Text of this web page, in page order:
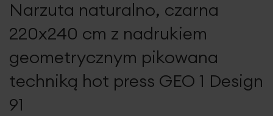
galeriiNarzuta naturalno, czarna
220x240 cm z nadrukiem
geometrycznym pikowana
techniką hot press GEO 1 Design
91